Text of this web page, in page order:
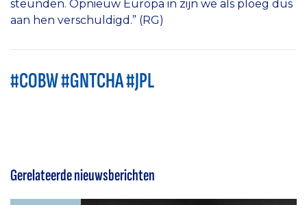
steunden. Opnieuw Europa in zijn we als ploeg dus
aan hen verschuldigd.” (RG)
#COBW #GNTCHA #JPL
Gerelateerde nieuwsberichten